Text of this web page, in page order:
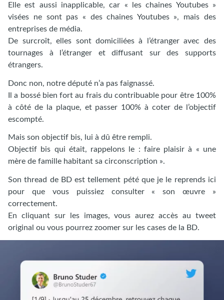
Elle est aussi inapplicable, car « les chaines Youtubes »
visées ne sont pas « des chaines Youtubes », mais des
entreprises de média.
De surcroît, elles sont domiciliées à l’étranger avec des
tournages à l’étranger et diffusant sur des supports
étrangers.
Donc non, notre député n’a pas faignassé.
Il a bossé bien fort au frais du contribuable pour être 100%
à côté de la plaque, et passer 100% à coter de l’objectif
escompté.
Mais son objectif bis, lui à dû être rempli.
Objectif bis qui était, rappelons le : faire plaisir à « une
mère de famille habitant sa circonscription ».
Son thread de BD est tellement pété que je le reprends ici
pour que vous puissiez consulter « son œuvre »
correctement.
En cliquant sur les images, vous aurez accès au tweet
original ou vous pourrez zoomer sur les cases de la BD.